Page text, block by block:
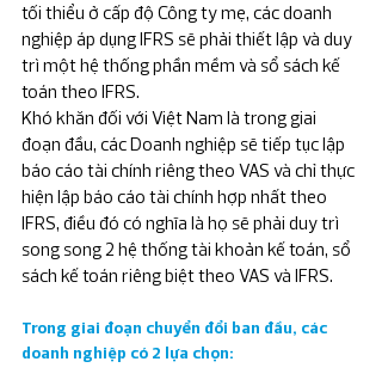
tối thiểu ở cấp độ Công ty mẹ, các doanh
nghiệp áp dụng IFRS sẽ phải thiết lập và duy
trì một hệ thống phần mềm và sổ sách kế
toán theo IFRS.
Khó khăn đối với Việt Nam là trong giai
đoạn đầu, các Doanh nghiệp sẽ tiếp tục lập
báo cáo tài chính riêng theo VAS và chỉ thực
hiện lập báo cáo tài chính hợp nhất theo
IFRS, điều đó có nghĩa là họ sẽ phải duy trì
song song 2 hệ thống tài khoản kế toán, sổ
sách kế toán riêng biệt theo VAS và IFRS.
Trong giai đoạn chuyển đổi ban đầu, các
doanh nghiệp có 2 lựa chọn: